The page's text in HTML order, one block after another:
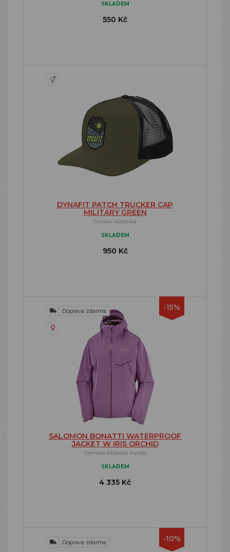
SKLADEM
550 Kč
DYNAFIT PATCH TRUCKER CAP
MILITARY GREEN
Trucker kšiltovka
SKLADEM
950 Kč
-15%
Doprava zdarma
SALOMON BONATTI WATERPROOF
JACKET W IRIS ORCHID
Dámská běžecká bunda
SKLADEM
4 335 Kč
-10%
Doprava zdarma